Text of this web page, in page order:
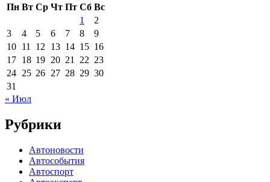
Пн Вт Ср Чт Пт Сб Вс
1
2
3
4 5 6 7 8
9
10 11 12 13 14 15 16
17 18 19 20 21 22 23
24 25 26 27 28 29 30
31
« Июл
Рубрики
Автоновости
Автособытия
Автоспорт